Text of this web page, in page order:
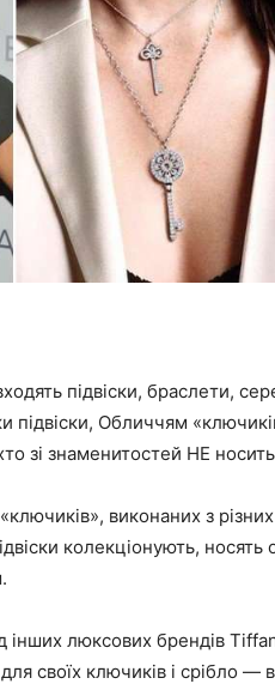
підвіски, браслети,
підвіски, Обличчям
зі знаменитостей НЕ
виконаних з
колекціонують, носять
інших люксових брендів
своїх ключиків і срібло —